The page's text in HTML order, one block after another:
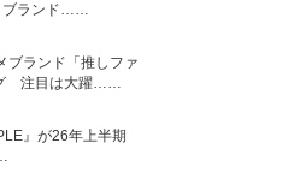
ブランド……
ブランド「推しファ
注目は大躍……
』が26年上半期